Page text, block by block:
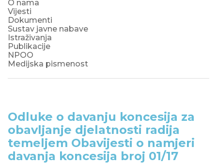
O nama
Vijesti
Dokumenti
Sustav javne nabave
Istraživanja
Publikacije
NPOO
Medijska pismenost
Odluke o davanju koncesija za
obavljanje djelatnosti radija
temeljem Obavijesti o namjeri
davanja koncesija broj 01/17